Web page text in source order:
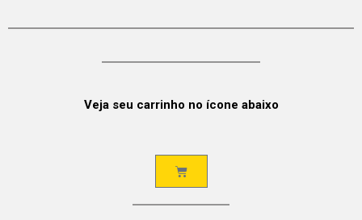
Veja seu carrinho no ícone abaixo